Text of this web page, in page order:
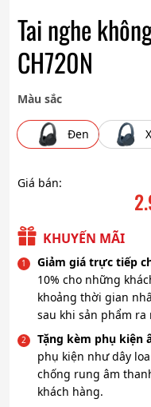
Tai nghe
CH720N
Màu sắc
Đen
Giá bán:
KHUYẾN MÃI
Giảm giá trực tiếp
10% cho những
khoảng thời gian
sau khi sản phẩm ra
Tặng kèm phụ kiện
phụ kiện như dây
chống rung âm
khách hàng.